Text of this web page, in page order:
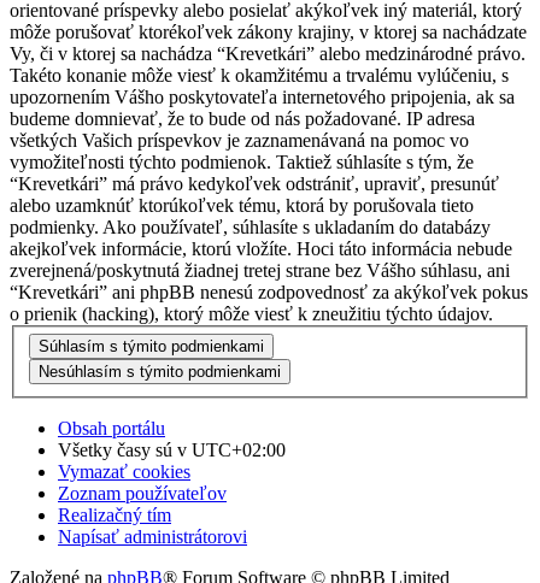
orientované príspevky alebo posielať akýkoľvek iný materiál, ktorý
môže porušovať ktorékoľvek zákony krajiny, v ktorej sa nachádzate
Vy, či v ktorej sa nachádza “Krevetkári” alebo medzinárodné právo.
Takéto konanie môže viesť k okamžitému a trvalému vylúčeniu, s
upozornením Vášho poskytovateľa internetového pripojenia, ak sa
budeme domnievať, že to bude od nás požadované. IP adresa
všetkých Vašich príspevkov je zaznamenávaná na pomoc vo
vymožiteľnosti týchto podmienok. Taktiež súhlasíte s tým, že
“Krevetkári” má právo kedykoľvek odstrániť, upraviť, presunúť
alebo uzamknúť ktorúkoľvek tému, ktorá by porušovala tieto
podmienky. Ako používateľ, súhlasíte s ukladaním do databázy
akejkoľvek informácie, ktorú vložíte. Hoci táto informácia nebude
zverejnená/poskytnutá žiadnej tretej strane bez Vášho súhlasu, ani
“Krevetkári” ani phpBB nenesú zodpovednosť za akýkoľvek pokus
o prienik (hacking), ktorý môže viesť k zneužitiu týchto údajov.
Obsah portálu
Všetky časy sú v UTC+02:00
Vymazať cookies
Zoznam používateľov
Realizačný tím
Napísať administrátorovi
Založené na phpBB® Forum Software © phpBB Limited